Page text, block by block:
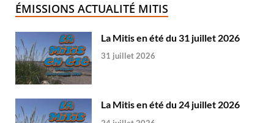
ÉMISSIONS ACTUALITÉ MITIS
La Mitis en été du 31 juillet 2026
31 juillet 2026
La Mitis en été du 24 juillet 2026